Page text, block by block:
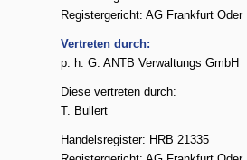
Registergericht: AG Frankfurt Oder
Vertreten durch:
p. h. G. ANTB Verwaltungs GmbH
Diese vertreten durch:
T. Bullert
Handelsregister: HRB 21335